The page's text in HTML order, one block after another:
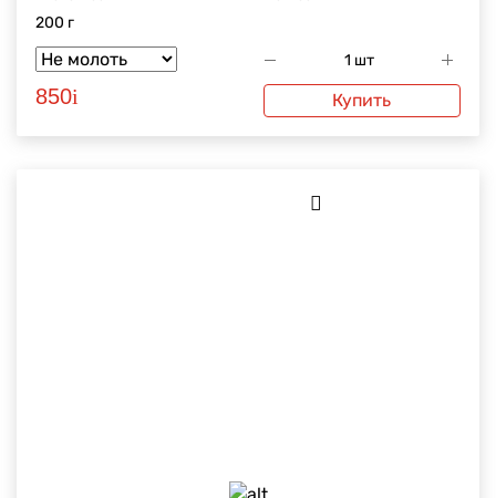
200 г
850i Купить